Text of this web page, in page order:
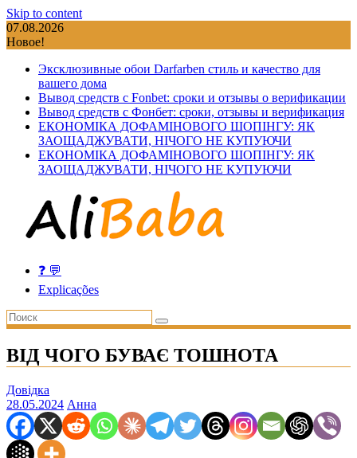
Skip to content
07.08.2026
Новое!
Эксклюзивные обои Darfarben стиль и качество для
вашего дома
Вывод средств с Fonbet: сроки и отзывы о верификации
Вывод средств с Фонбет: сроки, отзывы и верификация
ЕКОНОМІКА ДОФАМІНОВОГО ШОПІНГУ: ЯК
ЗАОЩАДЖУВАТИ, НІЧОГО НЕ КУПУЮЧИ
ЕКОНОМІКА ДОФАМІНОВОГО ШОПІНГУ: ЯК
ЗАОЩАДЖУВАТИ, НІЧОГО НЕ КУПУЮЧИ
❓ 💬
Explicações
ВІД ЧОГО БУВАЄ ТОШНОТА
Довідка
28.05.2024 Анна